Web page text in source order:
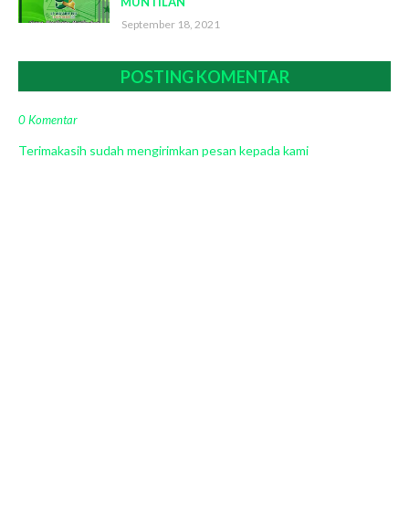
September 18, 2021
POSTING KOMENTAR
0 Komentar
Terimakasih sudah mengirimkan pesan kepada kami